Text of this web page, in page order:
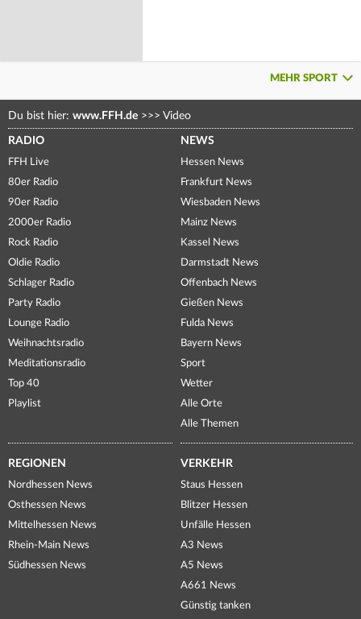
MEHR SPORT
Du bist hier: www.FFH.de >>> Video
RADIO
FFH Live
80er Radio
90er Radio
2000er Radio
Rock Radio
Oldie Radio
Schlager Radio
Party Radio
Lounge Radio
Weihnachtsradio
Meditationsradio
Top 40
Playlist
NEWS
Hessen News
Frankfurt News
Wiesbaden News
Mainz News
Kassel News
Darmstadt News
Offenbach News
Gießen News
Fulda News
Bayern News
Sport
Wetter
Alle Orte
Alle Themen
REGIONEN
Nordhessen News
Osthessen News
Mittelhessen News
Rhein-Main News
Südhessen News
VERKEHR
Staus Hessen
Blitzer Hessen
Unfälle Hessen
A3 News
A5 News
A661 News
Günstig tanken